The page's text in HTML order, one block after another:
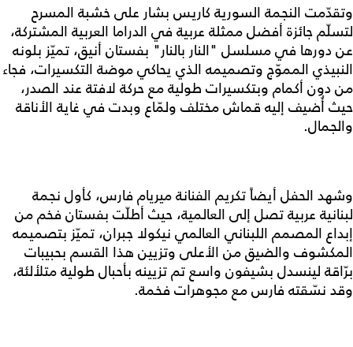
وتقدّمت النجمة السورية كاريس بشار على خشبة المسرح
لتسلّم جائزة أفضل ممثلة عربية في الدراما العربية المشتركة،
عن دورها في مسلسل "النار بالنار" بفستان أنيق، تميّز بلونه
النبيذي المموّج وتصميمه الذي يحاكي موضة التكسيرات، فجاء
من دون أكمام وبتكسيرات طولية مع حركة لافتة عند الصدر،
حيث أُضيف إليه قماش مختلف ولمّاع وبدت في غاية الأناقة
والجمال.
وشهد الحفل أيضاً تكريم الفنانة ميريام فارس، كأول نجمة
لبنانية عربية تصل إلى العالمية، حيث أطلّت بفستان فخم من
إبداع المصمم اللبناني العالمي نيكولا جبران، تميّز بتصميمه
المكشوف والضيق من الأعلى وتزيين هذا القسم بحبيبات
برّاقة لينسدل بشيفون واسع تم تزيينه بأحبال طولية متلألئة،
وقد نسّقته فارس مع مجوهرات فخمة.